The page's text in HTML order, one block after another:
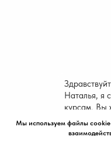
Мы используем файлы cookie
Наталья, я
курсам. Вы
наших